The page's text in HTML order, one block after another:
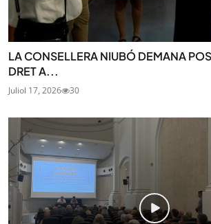
LA CONSELLERA NIUBÓ DEMANA
DRET A...
Juliol 17, 2026 30